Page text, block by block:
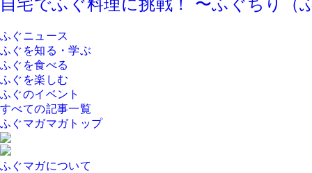
自宅でふぐ料理に挑戦！ 〜ふぐちり（
ふぐニュース
ふぐを知る・学ぶ
ふぐを食べる
ふぐを楽しむ
ふぐのイベント
すべての記事一覧
ふぐマガマガトップ
ふぐマガについて